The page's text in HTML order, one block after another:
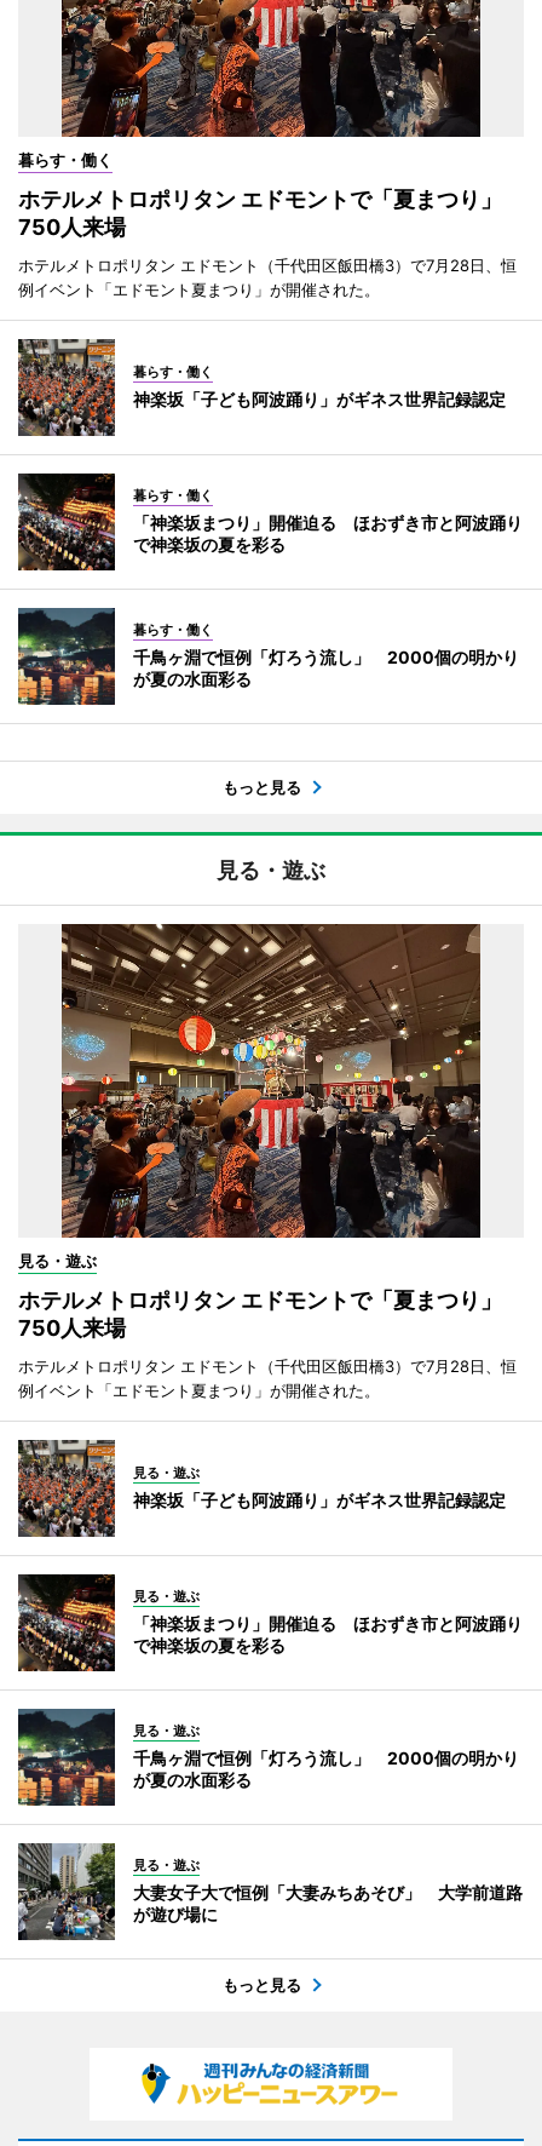
暮らす・働く
ホテルメトロポリタン エドモントで「夏まつり」
750人来場
ホテルメトロポリタン エドモント（千代田区飯田橋3）で7月28日、恒
例イベント「エドモント夏まつり」が開催された。
暮らす・働く
神楽坂「子ども阿波踊り」がギネス世界記録認定
暮らす・働く
「神楽坂まつり」開催迫る ほおずき市と阿波踊り
で神楽坂の夏を彩る
暮らす・働く
千鳥ヶ淵で恒例「灯ろう流し」 2000個の明かり
が夏の水面彩る
もっと見る
見る・遊ぶ
見る・遊ぶ
ホテルメトロポリタン エドモントで「夏まつり」
750人来場
ホテルメトロポリタン エドモント（千代田区飯田橋3）で7月28日、恒
例イベント「エドモント夏まつり」が開催された。
見る・遊ぶ
神楽坂「子ども阿波踊り」がギネス世界記録認定
見る・遊ぶ
「神楽坂まつり」開催迫る ほおずき市と阿波踊り
で神楽坂の夏を彩る
見る・遊ぶ
千鳥ヶ淵で恒例「灯ろう流し」 2000個の明かり
が夏の水面彩る
見る・遊ぶ
大妻女子大で恒例「大妻みちあそび」 大学前道路
が遊び場に
もっと見る